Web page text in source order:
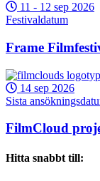
11 - 12 sep 2026
Festivaldatum
Frame
14 sep 2026
Sista
FilmCloud
Hitta snabbt till: